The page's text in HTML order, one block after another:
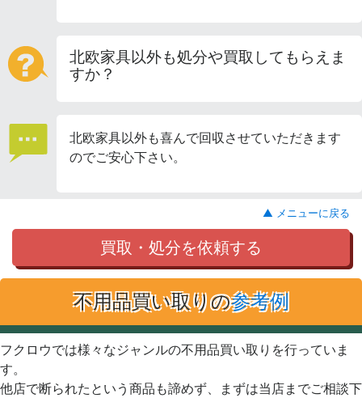
北欧家具以外も処分や買取してもらえま
すか？
北欧家具以外も喜んで回収させていただきます
のでご安心下さい。
▲ メニューに戻る
買取・処分を依頼する
不用品買い取りの参考例
フクロウでは様々なジャンルの不用品買い取りを行っていま
す。
他店で断られたという商品も諦めず、まずは当店までご相談下